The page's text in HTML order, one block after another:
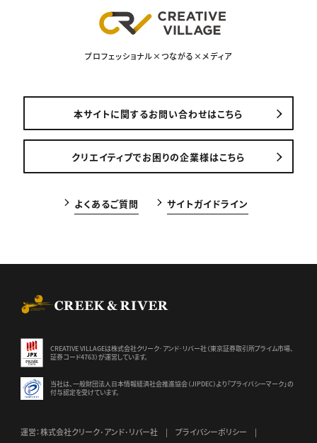
プロフェッショナル×つながる×メディア
本サイトに関するお問い合わせはこちら
クリエイティブでお困りの企業様はこちら
よくあるご質問 サイトガイドライン
CREATIVE VILLAGEは株式会社クリーク･アンド･リバー社（東京証券取引所プライム市場、
証券コード4763）が運営しています。
当社は、一般財団法人日本情報経済社会推進協会（JIPDEC）より 「プライバシーマーク」の
付与認定を受けています。
運営：株式会社クリーク･アンド･リバー社 プライバシーポリシー